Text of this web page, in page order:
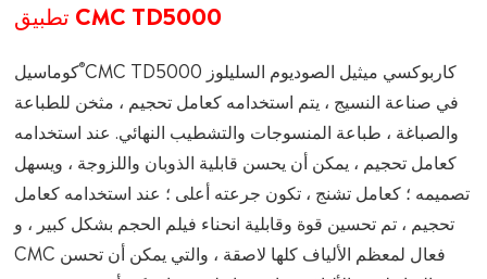
تطبيق CMC TD5000
كوماسيل®CMC TD5000 كاربوكسي ميثيل الصوديوم السليلوز
في صناعة النسيج ، يتم استخدامه كعامل تحجيم ، مثخن للطباعة
والصباغة ، طباعة المنسوجات والتشطيب النهائي. عند استخدامه
كعامل تحجيم ، يمكن أن يحسن قابلية الذوبان واللزوجة ، ويسهل
تصميمه ؛ كعامل تشنج ، تكون جرعته أعلى ؛ عند استخدامه كعامل
تحجيم ، تم تحسين قوة وقابلية انحناء فيلم الحجم بشكل كبير ، و
CMC فعال لمعظم الألياف كلها لاصقة ، والتي يمكن أن تحسن